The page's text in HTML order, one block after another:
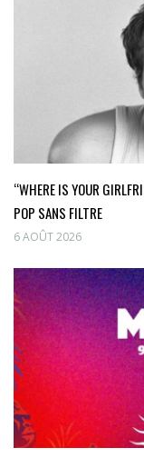
“WHERE IS YOUR
POP SANS FILTRE
6 AOÛT 2026